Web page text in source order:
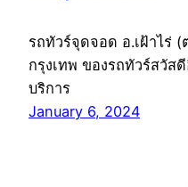
รถทัวร์จุดจอด อ.เฝ้าไร่
กรุงเทพ ของรถทัวร์สวัส
บริการ
January 6, 2024